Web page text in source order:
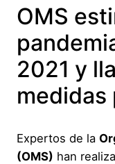
OMS
2021 y
medidas
Expertos de la
(OMS) han